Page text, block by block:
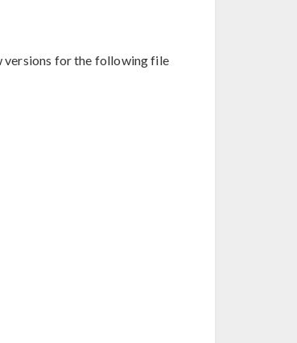
versions for the following file